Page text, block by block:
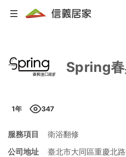
Spring
1年 347
服務項目
衛浴翻修
公司地址
臺北市大同區重慶北